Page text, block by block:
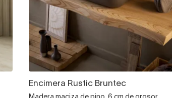
Encimera Rustic Bruntec